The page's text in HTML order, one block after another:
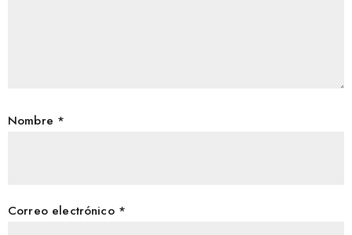
Nombre *
Correo electrónico *